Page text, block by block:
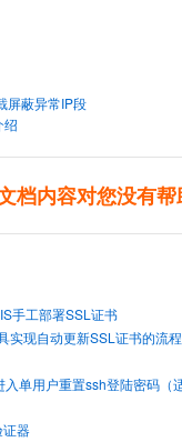
屏蔽异常IP段
绍
档内容对您没有
手工部署SSL证书
实现自动更新SSL证书的流程
单用户重置ssh登陆密码（
证器